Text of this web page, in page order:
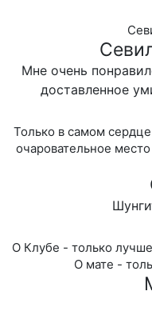
Мне очень
доставленное
Только в самом
очаровательное
О Клубе - только
О мате -